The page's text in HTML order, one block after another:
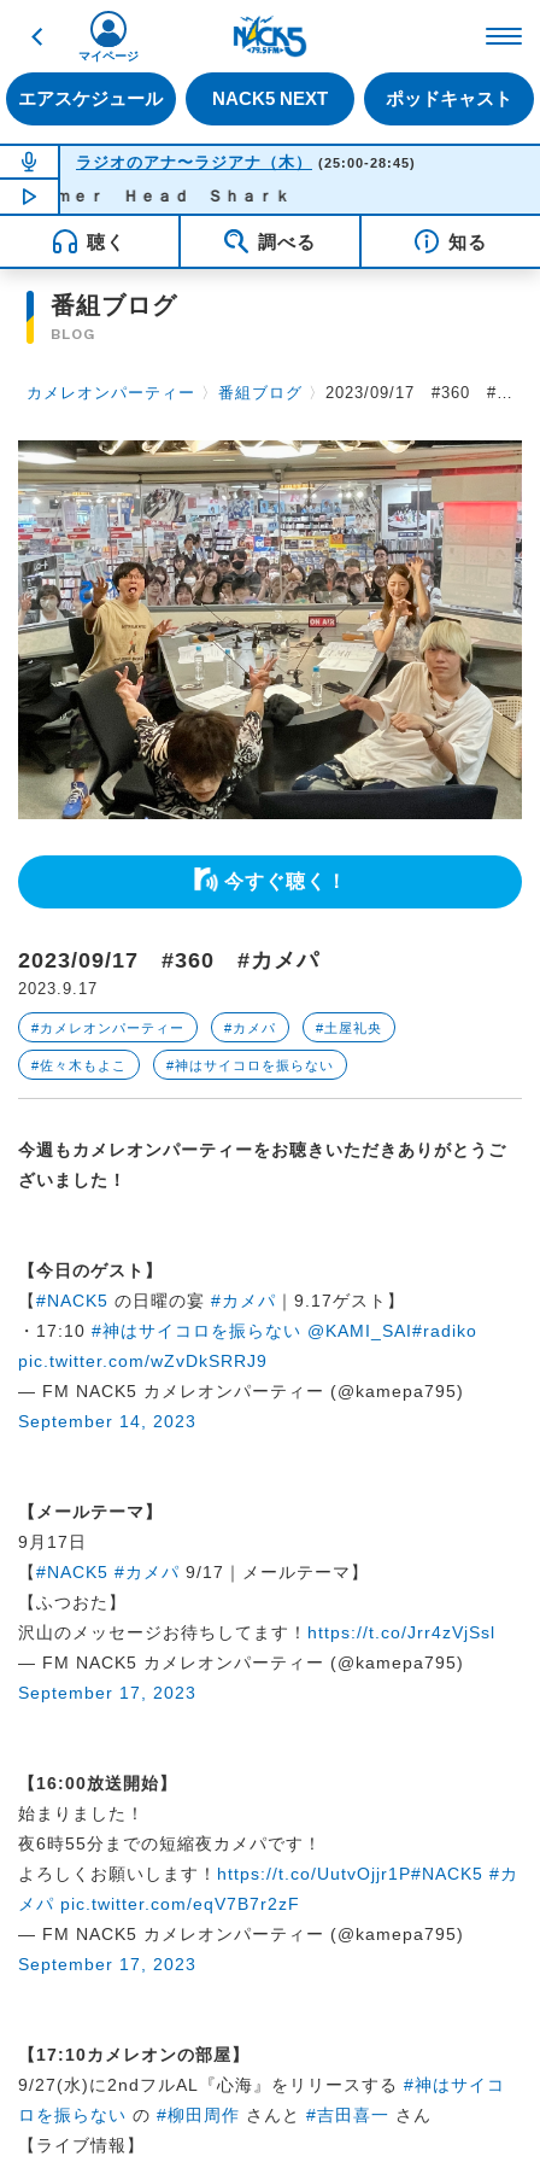
戻る
エアスケジュール NACK5 NEXT ポッドキャスト
マイページ
NOW ON AIR
ラジオのアナ〜ラジアナ（木） (25:00-28:45)
NOW PLAYING02:01
ｍｅｒ Ｈｅａｄ Ｓｈａｒｋ
聴く 調べる 知る
番組ブログ
BLOG
カメレオンパーティー 〉番組ブログ 〉2023/09/17 #360 #カメパ
今すぐ聴く！
2023/09/17 #360 #カメパ
2023.9.17
#カメレオンパーティー #カメパ #土屋礼央
#佐々木もよこ #神はサイコロを振らない
今週もカメレオンパーティーをお聴きいただきありがとうご
ざいました！
【今日のゲスト】
【#NACK5 の日曜の宴 #カメパ ｜9.17ゲスト】
・17:10 #神はサイコロを振らない @KAMI_SAI#radiko
pic.twitter.com/wZvDkSRRJ9
— FM NACK5 カメレオンパーティー (@kamepa795)
September 14, 2023
【メールテーマ】
9月17日
【#NACK5 #カメパ 9/17｜メールテーマ】
【ふつおた】
沢山のメッセージお待ちしてます！ https://t.co/Jrr4zVjSsl
— FM NACK5 カメレオンパーティー (@kamepa795)
September 17, 2023
【16:00放送開始】
始まりました！
夜6時55分までの短縮夜カメパです！
よろしくお願いします！ https://t.co/UutvOjjr1P#NACK5 #カ
メパ pic.twitter.com/eqV7B7r2zF
— FM NACK5 カメレオンパーティー (@kamepa795)
September 17, 2023
【17:10カメレオンの部屋】
9/27(水)に2ndフルAL『心海』をリリースする #神はサイコ
ロを振らない の #柳田周作 さんと #吉田喜一 さん
【ライブ情報】